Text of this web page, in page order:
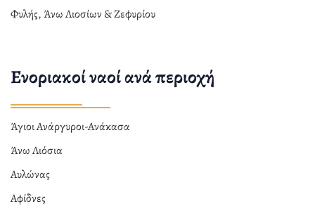
Φυλής, Άνω Λιοσίων & Ζεφυρίου
Ενοριακοί ναοί ανά περιοχή
Άγιοι Ανάργυροι-Ανάκασα
Άνω Λιόσια
Αυλώνας
Αφίδνες